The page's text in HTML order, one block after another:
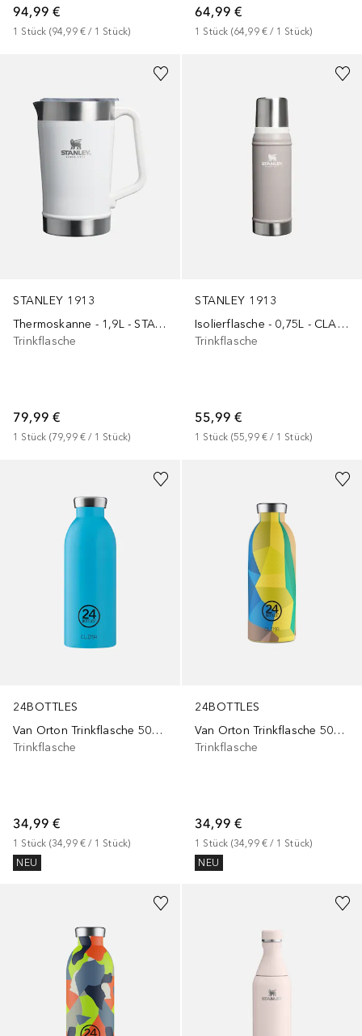
94,99 €
1 Stück (94,99 € / 1 Stück)
64,99 €
1 Stück (64,99 € / 1 Stück)
STANLEY 1913
Thermoskanne - 1,9L - STAY CHILL PITCHER
Trinkflasche
79,99 €
1 Stück (79,99 € / 1 Stück)
STANLEY 1913
Isolierflasche - 0,75L - CLASSIC LEGENDARY BOTTLE
Trinkflasche
55,99 €
1 Stück (55,99 € / 1 Stück)
+1
24BOTTLES
Van Orton Trinkflasche 500 ml
Trinkflasche
34,99 €
1 Stück (34,99 € / 1 Stück)
NEU
+16
24BOTTLES
Van Orton Trinkflasche 500 ml
Trinkflasche
34,99 €
1 Stück (34,99 € / 1 Stück)
NEU